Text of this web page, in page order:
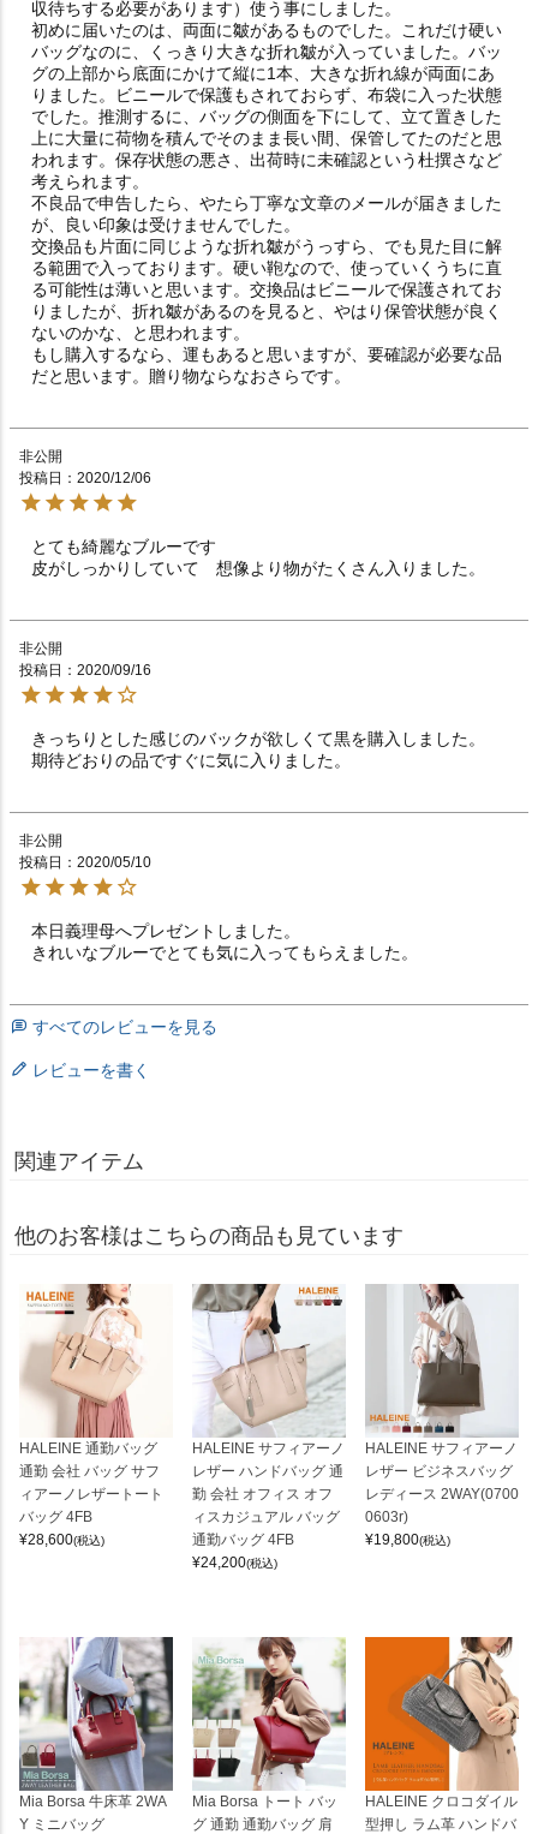
収待ちする必要があります）使う事にしました。
初めに届いたのは、両面に皺があるものでした。これだけ硬い
バッグなのに、くっきり大きな折れ皺が入っていました。バッ
グの上部から底面にかけて縦に1本、大きな折れ線が両面にあ
りました。ビニールで保護もされておらず、布袋に入った状態
でした。推測するに、バッグの側面を下にして、立て置きした
上に大量に荷物を積んでそのまま長い間、保管してたのだと思
われます。保存状態の悪さ、出荷時に未確認という杜撰さなど
考えられます。
不良品で申告したら、やたら丁寧な文章のメールが届きました
が、良い印象は受けませんでした。
交換品も片面に同じような折れ皺がうっすら、でも見た目に解
る範囲で入っております。硬い鞄なので、使っていくうちに直
る可能性は薄いと思います。交換品はビニールで保護されてお
りましたが、折れ皺があるのを見ると、やはり保管状態が良く
ないのかな、と思われます。
もし購入するなら、運もあると思いますが、要確認が必要な品
非公開
投稿日
2020/12/06
とても綺麗なブルーです
皮がしっかりしていて　想像より物がたくさん入りました。
非公開
投稿日
2020/09/16
きっちりとした感じのバックが欲しくて黒を購入しました。
期待どおりの品ですぐに気に入りました。
非公開
投稿日
2020/05/10
本日義理母へプレゼントしました。
きれいなブルーでとても気に入ってもらえました。
すべてのレビューを見る
レビューを書く
関連アイテム
他のお客様はこちらの商品も見ています
HALEINE 通勤バッグ
通勤 会社 バッグ サフ
ィアーノレザートート
バッグ 4FB
¥28,600(税込)
HALEINE サフィアーノ
レザー ハンドバッグ 通
勤 会社 オフィス オフ
ィスカジュアル バッグ
通勤バッグ 4FB
¥24,200(税込)
HALEINE サフィアーノ
レザー ビジネスバッグ
レディース 2WAY(0700
0603r)
¥19,800(税込)
Mia Borsa 牛床革 2WA
Y ミニバッグ
Mia Borsa トート バッ
グ 通勤 通勤バッグ 肩
HALEINE クロコダイル
型押し ラム革 ハンドバ